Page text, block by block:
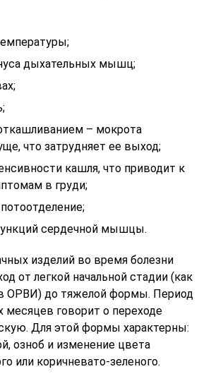
дыхательных мышц;
– мокрота
что затрудняет ее выход;
кашля, что приводит к
в груди;
сердечной мышцы.
изделий во время болезни
от легкой начальной стадии (как
ОРВИ) до тяжелой формы. Период
месяцев говорит о переходе
Для этой формы характерны:
озноб и изменение цвета
или коричневато-зеленого.